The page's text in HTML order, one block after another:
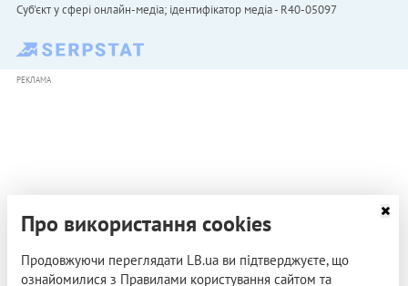
Cуб'єкт у сфері онлайн-медіа; ідентифікатор медіа - R40-05097
РЕКЛАМА
Про використання cookies
Продовжуючи переглядати LB.ua ви підтверджуєте, що
ознайомилися з Правилами користування сайтом та